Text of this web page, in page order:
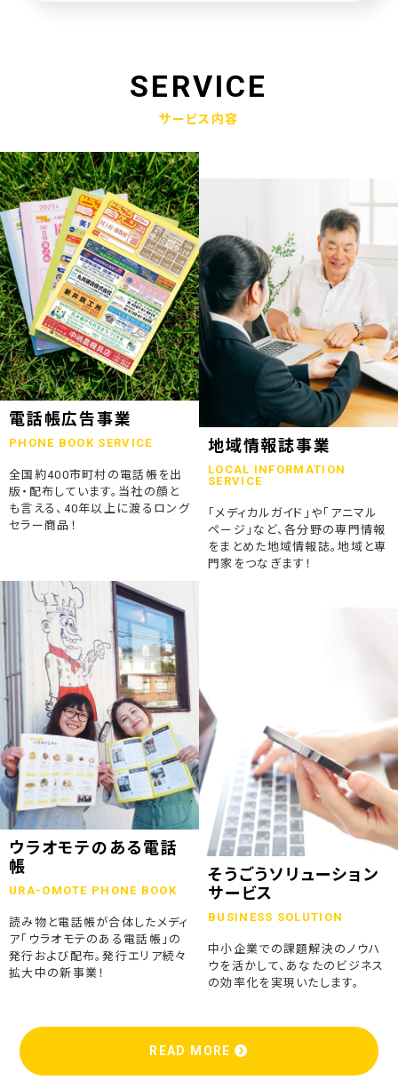
2024.12.17
赤穂市版「わたしの終活覚書」が神戸新聞に掲載されました
2024.11.14
エンディングノート「わたしの終活覚書」書き方講座開催
2024.10.25
赤穂市エンディングノート「わたしの終活覚書」発刊式にて
2024.06.17
「未来創造企業」の第9期に認定されました
2023.07.24
終活ガイド「旅じたくノート」を発行しました
2023.04.04
そうごうページが電子書籍化！
「ウラオモテのある電話帳」がメディアに紹介されました
2023.01.13
弊社顧問税理士小関先生ラジオご出演
SERVICE
サービス内容
電話帳広告事業
PHONE BOOK SERVICE
全国約400市町村の電話帳を出
版・配布しています。当社の顔と
も言える、40年以上に渡るロング
セラー商品！
地域情報誌事業
LOCAL INFORMATION
SERVICE
「メディカルガイド」や「アニマル
ページ」など、各分野の専門情報
をまとめた地域情報誌。地域と専
門家をつなぎます！
ウラオモテのある電話
帳
URA-OMOTE PHONE BOOK
読み物と電話帳が合体したメディ
ア「ウラオモテのある電話帳」の
発行および配布。発行エリア続々
拡大中の新事業！
そうごうソリューション
サービス
BUSINESS SOLUTION
中小企業での課題解決のノウハ
ウを活かして、あなたのビジネス
の効率化を実現いたします。
READ MORE